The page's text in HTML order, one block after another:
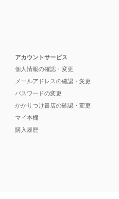
アカウントサービス
個人情報の確認・変更
メールアドレスの確認・変更
パスワードの変更
かかりつけ書店の確認・変更
マイ本棚
購入履歴